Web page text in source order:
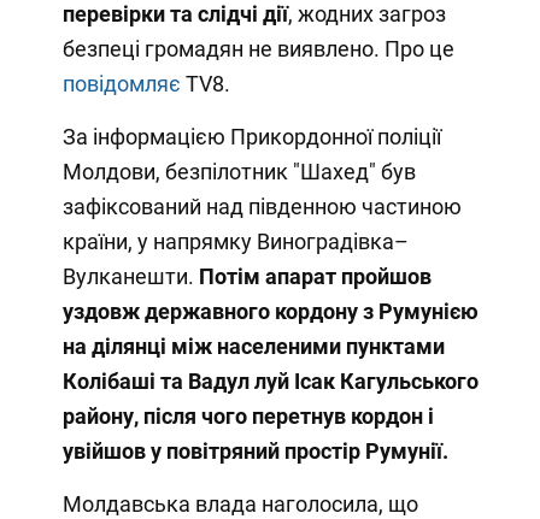
перевірки та слідчі дії, жодних загроз
безпеці громадян не виявлено. Про це
повідомляє TV8.
За інформацією Прикордонної поліції
Молдови, безпілотник "Шахед" був
зафіксований над південною частиною
країни, у напрямку Виноградівка–
Вулканешти. Потім апарат пройшов
уздовж державного кордону з Румунією
на ділянці між населеними пунктами
Колібаші та Вадул луй Ісак Кагульського
району, після чого перетнув кордон і
увійшов у повітряний простір Румунії.
Молдавська влада наголосила, що